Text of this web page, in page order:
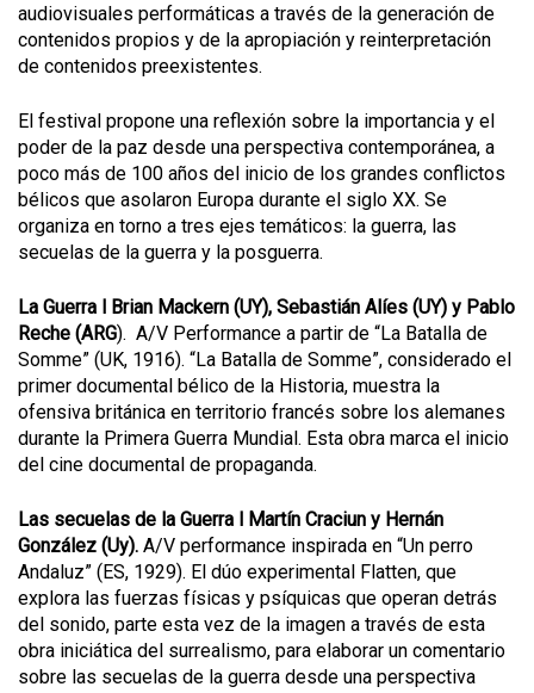
audiovisuales performáticas a través de la generación de
contenidos propios y de la apropiación y reinterpretación
de contenidos preexistentes.
El festival propone una reflexión sobre la importancia y el
poder de la paz desde una perspectiva contemporánea, a
poco más de 100 años del inicio de los grandes conflictos
bélicos que asolaron Europa durante el siglo XX. Se
organiza en torno a tres ejes temáticos: la guerra, las
secuelas de la guerra y la posguerra.
La Guerra l Brian Mackern (UY), Sebastián Alíes (UY) y Pablo
Reche (ARG). A/V Performance a partir de “La Batalla de
Somme” (UK, 1916). “La Batalla de Somme”, considerado el
primer documental bélico de la Historia, muestra la
ofensiva británica en territorio francés sobre los alemanes
durante la Primera Guerra Mundial. Esta obra marca el inicio
del cine documental de propaganda.
Las secuelas de la Guerra l Martín Craciun y Hernán
González (Uy). A/V performance inspirada en “Un perro
Andaluz” (ES, 1929). El dúo experimental Flatten, que
explora las fuerzas físicas y psíquicas que operan detrás
del sonido, parte esta vez de la imagen a través de esta
obra iniciática del surrealismo, para elaborar un comentario
sobre las secuelas de la guerra desde una perspectiva